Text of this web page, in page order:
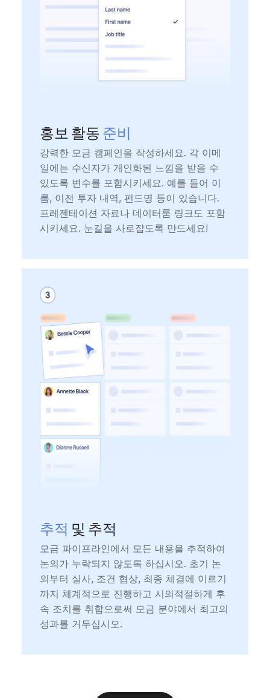
홍보 활동 준비
강력한 모금 캠페인을 작성하세요. 각 이메
일에는 수신자가 개인화된 느낌을 받을 수
있도록 변수를 포함시키세요. 예를 들어 이
름, 이전 투자 내역, 펀드명 등이 있습니다.
프레젠테이션 자료나 데이터룸 링크도 포함
시키세요. 눈길을 사로잡도록 만드세요!
추적 및 추적
모금 파이프라인에서 모든 내용을 추적하여
논의가 누락되지 않도록 하십시오. 초기 논
의부터 실사, 조건 협상, 최종 체결에 이르기
까지 체계적으로 진행하고 시의적절하게 후
속 조치를 취함으로써 모금 분야에서 최고의
성과를 거두십시오.